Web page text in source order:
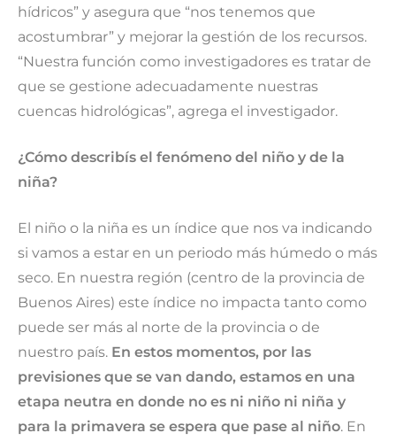
hídricos” y asegura que “nos tenemos que
acostumbrar” y mejorar la gestión de los recursos.
“Nuestra función como investigadores es tratar de
que se gestione adecuadamente nuestras
cuencas hidrológicas”, agrega el investigador.
¿Cómo describís el fenómeno del niño y de la
niña?
El niño o la niña es un índice que nos va indicando
si vamos a estar en un periodo más húmedo o más
seco. En nuestra región (centro de la provincia de
Buenos Aires) este índice no impacta tanto como
puede ser más al norte de la provincia o de
nuestro país. En estos momentos, por las
previsiones que se van dando, estamos en una
etapa neutra en donde no es ni niño ni niña y
para la primavera se espera que pase al niño. En